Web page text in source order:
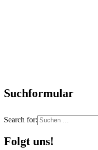
Suchformular
Search for:
Folgt uns!